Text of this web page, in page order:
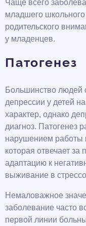
Чаще всего
младшего школьного
родительского
у младенцев.
Патогенез
Большинство людей
депрессии у детей
характер, однако
диагноз. Патогенез
нарушением работы
которая отвечает
адаптацию к
выживание в
Немаловажное
заболевание часто
первой линии